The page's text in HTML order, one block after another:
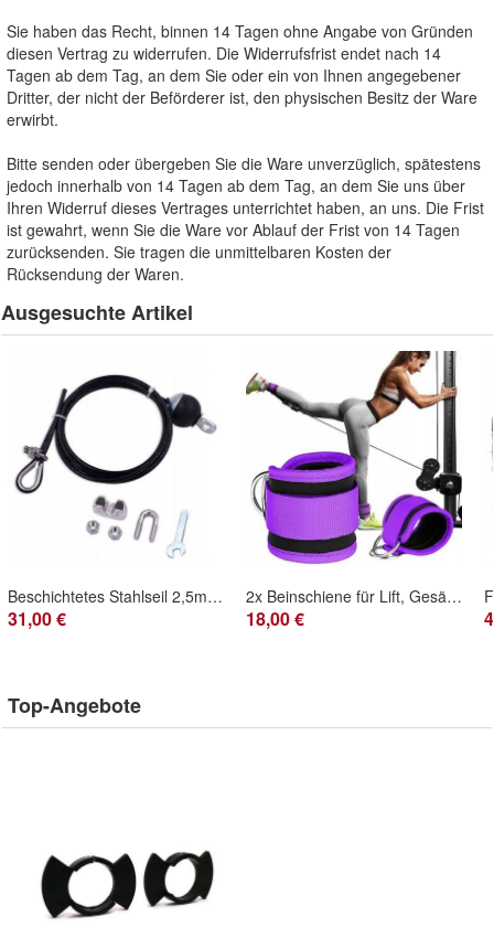
Sie haben das Recht, binnen 14 Tagen ohne Angabe von Gründen
diesen Vertrag zu widerrufen. Die Widerrufsfrist endet nach 14
Tagen ab dem Tag, an dem Sie oder ein von Ihnen angegebener
Dritter, der nicht der Beförderer ist, den physischen Besitz der Ware
erwirbt.
Bitte senden oder übergeben Sie die Ware unverzüglich, spätestens
jedoch innerhalb von 14 Tagen ab dem Tag, an dem Sie uns über
Ihren Widerruf dieses Vertrages unterrichtet haben, an uns. Die Frist
ist gewahrt, wenn Sie die Ware vor Ablauf der Frist von 14 Tagen
zurücksenden. Sie tragen die unmittelbaren Kosten der
Rücksendung der Waren.
Ausgesuchte Artikel
Beschichtetes Stahlseil 2,5m, verstellbar, Lift
31,00 €
2x Beinschiene für Lift, Gesäßtraining - Lila
18,00 €
Top-Angebote